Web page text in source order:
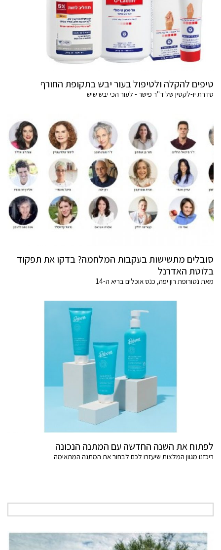
טיפים להקלה ולטיפול בעור יבש בתקופת החורף
סדרת יו-לקטין של ד"ר פישר - לעור הכי יבש שיש
סובלים מתשישות בעקבות המלחמה? בדקו את תפקוד
בלוטת האדרנל
מאת נטורופת רון יפה, כנס אוכלים בריא ה-14
לפתוח את השנה החדשה עם המתנה הנכונה
ריכזנו מגוון המלצות שיעזרו לכם לבחור את המתנה המתאימה